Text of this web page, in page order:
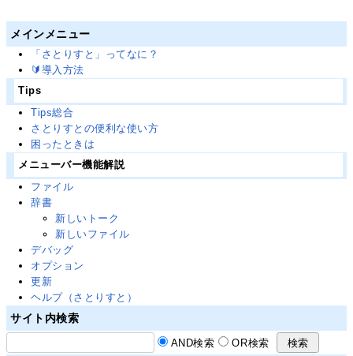
メインメニュー
「さとりすと」ってなに？
🔰導入方法
Tips
Tips総合
さとりすとの便利な使い方
困ったときは
メニューバー機能解説
ファイル
辞書
新しいトーク
新しいファイル
デバッグ
オプション
更新
ヘルプ（さとりすと）
サイト内検索
AND検索 OR検索